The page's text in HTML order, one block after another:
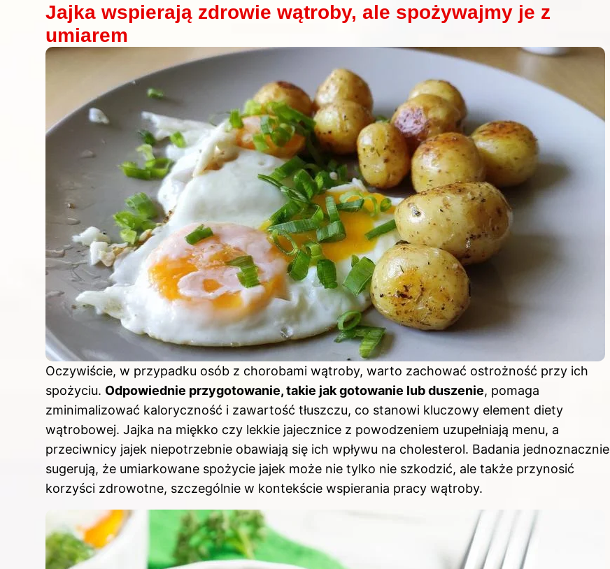
Jajka wspierają zdrowie wątroby, ale spożywajmy je z
umiarem
Oczywiście, w przypadku osób z chorobami wątroby, warto zachować ostrożność przy ich
spożyciu. Odpowiednie przygotowanie, takie jak gotowanie lub duszenie, pomaga
zminimalizować kaloryczność i zawartość tłuszczu, co stanowi kluczowy element diety
wątrobowej. Jajka na miękko czy lekkie jajecznice z powodzeniem uzupełniają menu, a
przeciwnicy jajek niepotrzebnie obawiają się ich wpływu na cholesterol. Badania jednoznacznie
sugerują, że umiarkowane spożycie jajek może nie tylko nie szkodzić, ale także przynosić
korzyści zdrowotne, szczególnie w kontekście wspierania pracy wątroby.